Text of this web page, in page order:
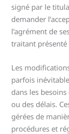
signé par le
demander
l’agrément de
traitant présenté
Les
parfois
dans les
ou des délais.
gérées de
procédures et